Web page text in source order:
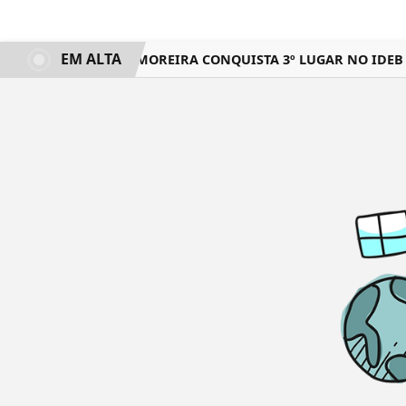
CARDOSO MOREIRA CONQUISTA 3º LUGAR NO
EM ALTA